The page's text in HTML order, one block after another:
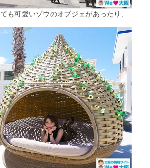
も可愛いゾウのオブジェがあったり、